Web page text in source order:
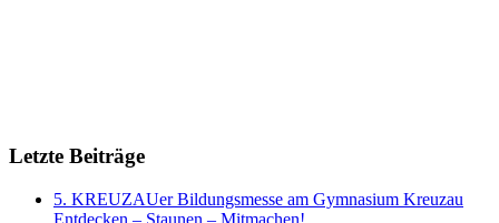
Letzte Beiträge
5. KREUZAUer Bildungsmesse am Gymnasium Kreuzau
Entdecken – Staunen – Mitmachen!